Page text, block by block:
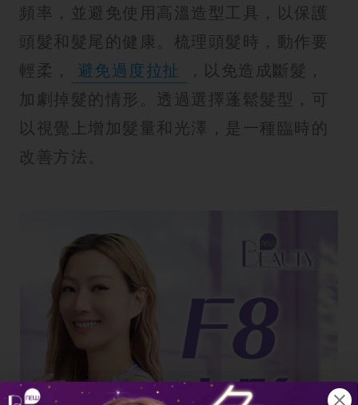
頻率，並避免使用高溫造型工具，以保護
頭髮和髮尾的健康。梳理頭髮時，動作要
輕柔，
避免過度拉扯
，以免造成斷髮，
加劇掉髮的情形。透過選擇蓬鬆髮型，可
以視覺上增加髮量和光澤，是一種臨時的
改善方法。